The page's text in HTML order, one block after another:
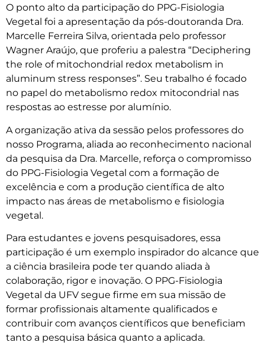
O ponto alto da participação do PPG-Fisiologia
Vegetal foi a apresentação da pós-doutoranda Dra.
Marcelle Ferreira Silva, orientada pelo professor
Wagner Araújo, que proferiu a palestra “Deciphering
the role of mitochondrial redox metabolism in
aluminum stress responses”. Seu trabalho é focado
no papel do metabolismo redox mitocondrial nas
respostas ao estresse por alumínio.
A organização ativa da sessão pelos professores do
nosso Programa, aliada ao reconhecimento nacional
da pesquisa da Dra. Marcelle, reforça o compromisso
do PPG-Fisiologia Vegetal com a formação de
excelência e com a produção científica de alto
impacto nas áreas de metabolismo e fisiologia
vegetal.
Para estudantes e jovens pesquisadores, essa
participação é um exemplo inspirador do alcance que
a ciência brasileira pode ter quando aliada à
colaboração, rigor e inovação. O PPG-Fisiologia
Vegetal da UFV segue firme em sua missão de
formar profissionais altamente qualificados e
contribuir com avanços científicos que beneficiam
tanto a pesquisa básica quanto a aplicada.